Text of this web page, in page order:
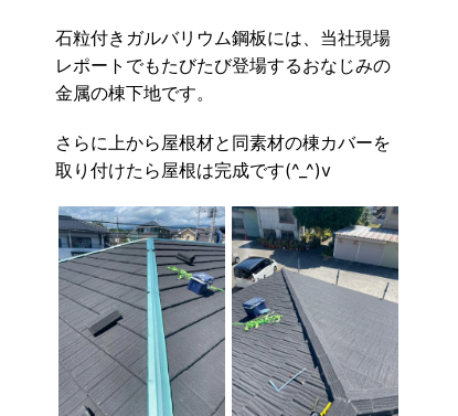
石粒付きガルバリウム鋼板には、当社現場
レポートでもたびたび登場するおなじみの
金属の棟下地です。
さらに上から屋根材と同素材の棟カバーを
取り付けたら屋根は完成です(^_^)v